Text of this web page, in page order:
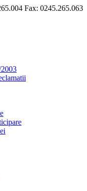
Fax: 0245.265.063